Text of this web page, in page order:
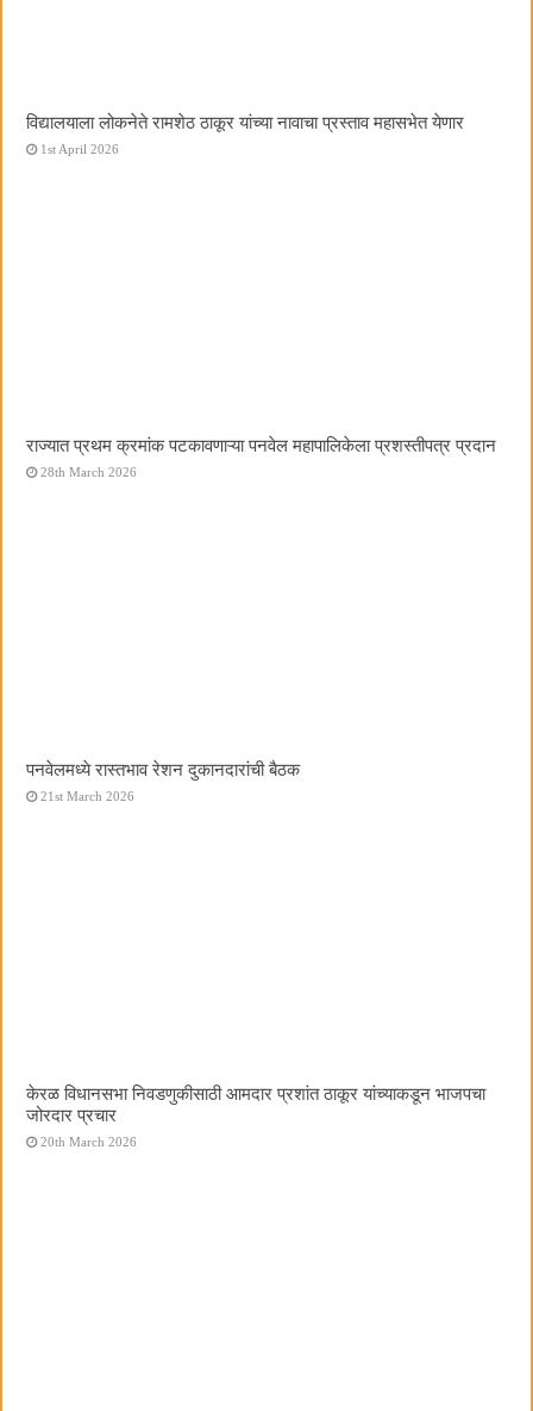
विद्यालयाला लोकनेते रामशेठ ठाकूर यांच्या नावाचा प्रस्ताव महासभेत येणार
1st April 2026
राज्यात प्रथम क्रमांक पटकावणाऱ्या पनवेल महापालिकेला प्रशस्तीपत्र प्रदान
28th March 2026
पनवेलमध्ये रास्तभाव रेशन दुकानदारांची बैठक
21st March 2026
केरळ विधानसभा निवडणुकीसाठी आमदार प्रशांत ठाकूर यांच्याकडून भाजपचा
जोरदार प्रचार
20th March 2026